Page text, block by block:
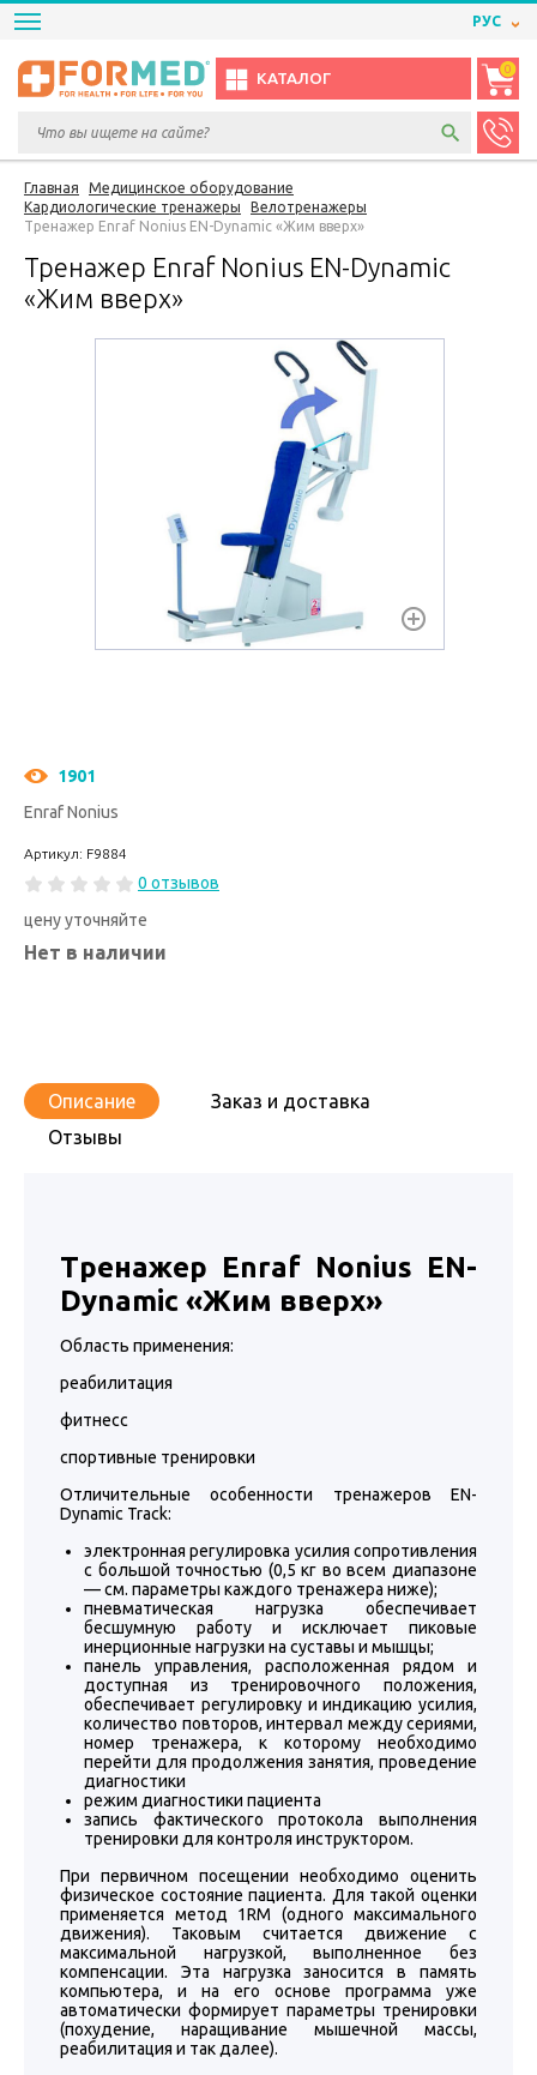
РУС
КАТАЛОГ
0
Главная
Медицинское оборудование
Кардиологические тренажеры
Велотренажеры
Тренажер Enraf Nonius EN-Dynamic «Жим вверх»
Тренажер Enraf Nonius EN-Dynamic
«Жим вверх»
1901
Enraf Nonius
Артикул: F9884
0 отзывов
цену уточняйте
Нет в наличии
Описание
Заказ и доставка
Отзывы
Тренажер Enraf Nonius EN-
Dynamic «Жим вверх»
Область применения:
реабилитация
фитнесс
спортивные тренировки
Отличительные особенности тренажеров EN-
Dynamic Track:
электронная регулировка усилия сопротивления
с большой точностью (0,5 кг во всем диапазоне
— см. параметры каждого тренажера ниже);
пневматическая нагрузка обеспечивает
бесшумную работу и исключает пиковые
инерционные нагрузки на суставы и мышцы;
панель управления, расположенная рядом и
доступная из тренировочного положения,
обеспечивает регулировку и индикацию усилия,
количество повторов, интервал между сериями,
номер тренажера, к которому необходимо
перейти для продолжения занятия, проведение
диагностики
режим диагностики пациента
запись фактического протокола выполнения
тренировки для контроля инструктором.
При первичном посещении необходимо оценить
физическое состояние пациента. Для такой оценки
применяется метод 1RM (одного максимального
движения). Таковым считается движение с
максимальной нагрузкой, выполненное без
компенсации. Эта нагрузка заносится в память
компьютера, и на его основе программа уже
автоматически формирует параметры тренировки
(похудение, наращивание мышечной массы,
реабилитация и так далее).